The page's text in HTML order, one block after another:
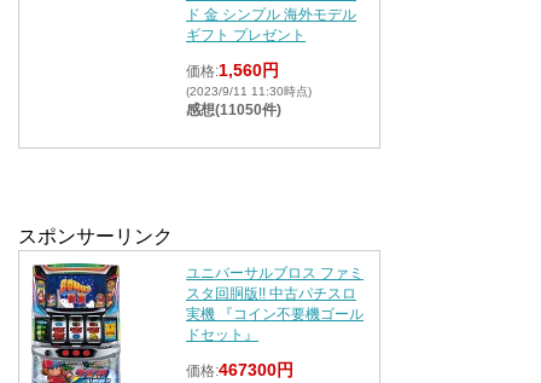
ド 金 シンプル 海外モデル
ギフト プレゼント
価格:1,560円
(2023/9/11 11:30時点)
感想(11050件)
スポンサーリンク
ユニバーサルブロス ファミ
スタ回胴版!! 中古パチスロ
実機 『コイン不要機ゴール
ドセット』
価格:467300円